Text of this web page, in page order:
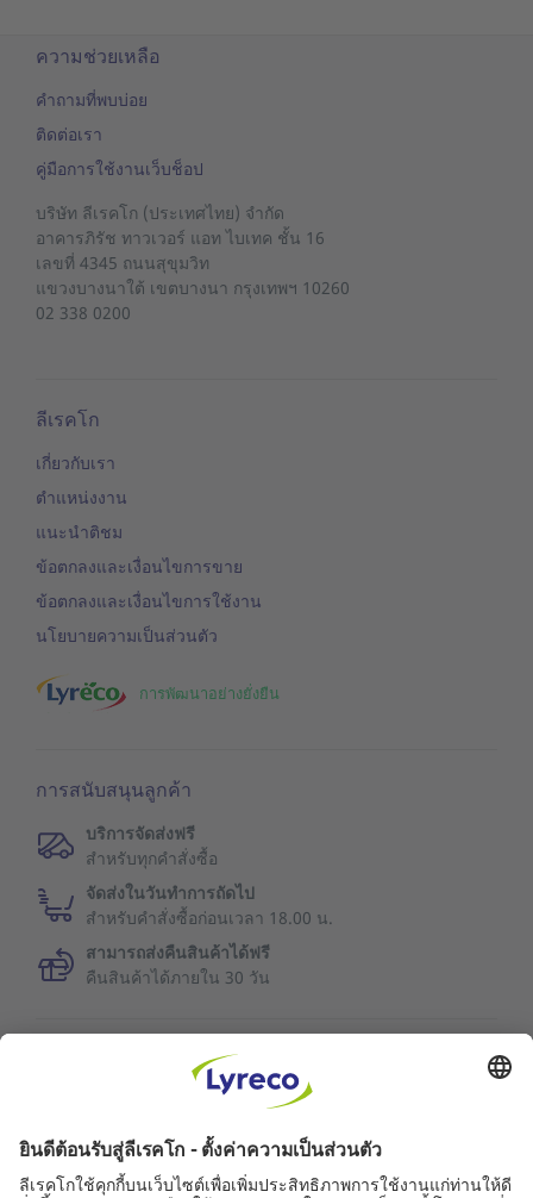
ความช่วยเหลือ
คำถามที่พบบ่อย
ติดต่อเรา
คู่มือการใช้งานเว็บช็อป
บริษัท ลีเรคโก (ประเทศไทย) จำกัด
อาคารภิรัช ทาวเวอร์ แอท ไบเทค ชั้น 16
เลขที่ 4345 ถนนสุขุมวิท
แขวงบางนาใต้ เขตบางนา กรุงเทพฯ 10260
02 338 0200
ลีเรคโก
เกี่ยวกับเรา
ตำแหน่งงาน
แนะนำติชม
ข้อตกลงและเงื่อนไขการขาย
ข้อตกลงและเงื่อนไขการใช้งาน
นโยบายความเป็นส่วนตัว
การพัฒนาอย่างยั่งยืน
การสนับสนุนลูกค้า
บริการจัดส่งฟรี
สำหรับทุกคำสั่งซื้อ
จัดส่งในวันทำการถัดไป
สำหรับคำสั่งซื้อก่อนเวลา 18.00 น.
สามารถส่งคืนสินค้าได้ฟรี
คืนสินค้าได้ภายใน 30 วัน
ข่าวลีเรคโก
คู่ค้า